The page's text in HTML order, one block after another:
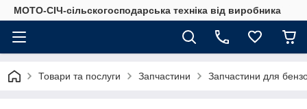
МОТО-СІЧ-сільскогосподарська техніка від виробника
Товари та послуги Запчастини Запчастини для